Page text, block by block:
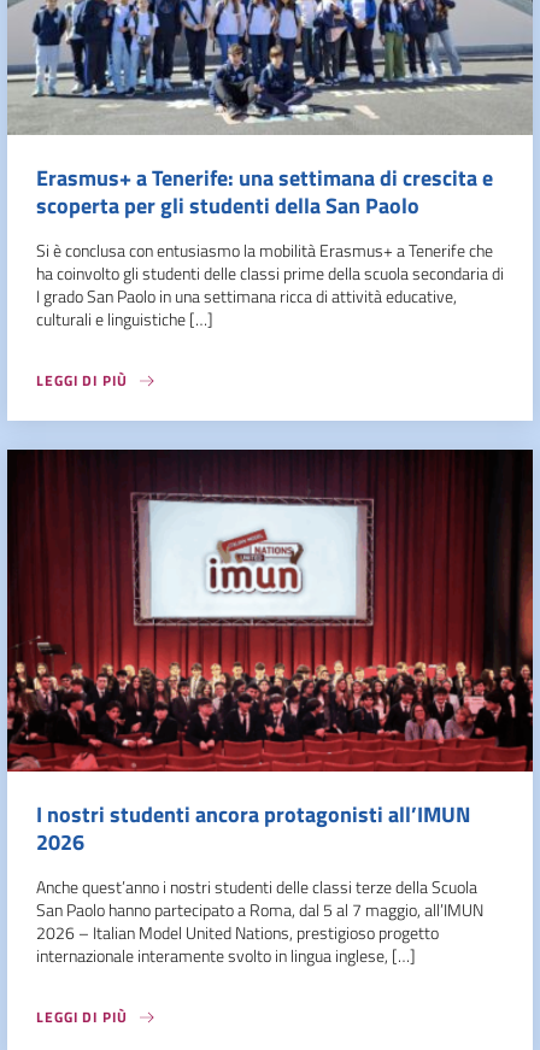
Erasmus+ a Tenerife: una settimana di crescita e
scoperta per gli studenti della San Paolo
Si è conclusa con entusiasmo la mobilità Erasmus+ a Tenerife che
ha coinvolto gli studenti delle classi prime della scuola secondaria di
I grado San Paolo in una settimana ricca di attività educative,
culturali e linguistiche […]
LEGGI DI PIÙ
I nostri studenti ancora protagonisti all’IMUN
2026
Anche quest’anno i nostri studenti delle classi terze della Scuola
San Paolo hanno partecipato a Roma, dal 5 al 7 maggio, all’IMUN
2026 – Italian Model United Nations, prestigioso progetto
internazionale interamente svolto in lingua inglese, […]
LEGGI DI PIÙ